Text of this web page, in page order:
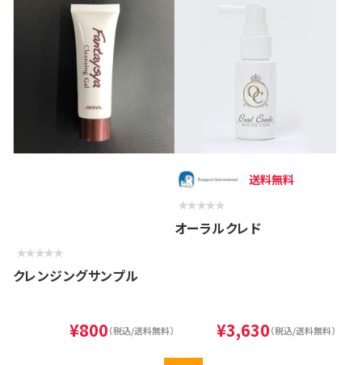
クレンジングサンプル
¥800（税込/送料無料）
送料無料
オーラルクレド
¥3,630（税込/送料無料）